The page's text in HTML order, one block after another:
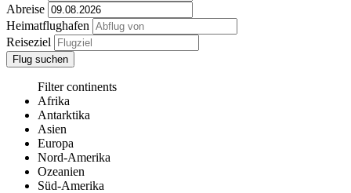
Abreise
Heimatflughafen
Reiseziel
Flug suchen
Filter continents
Afrika
Antarktika
Asien
Europa
Nord-Amerika
Ozeanien
Süd-Amerika